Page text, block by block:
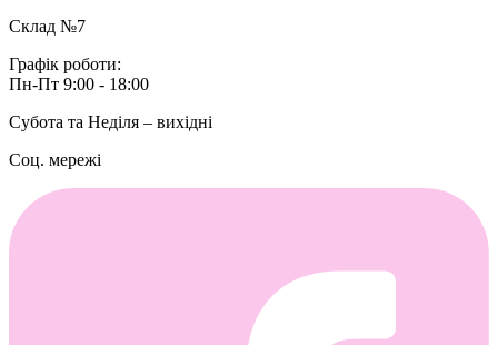
Склад №7
Графік роботи:
Пн-Пт 9:00 - 18:00
Субота та Неділя – вихідні
Соц. мережі